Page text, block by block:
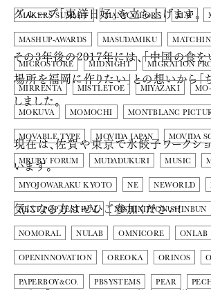
MAKERS SUMMIT MANYCOLORS MAP
MASHUP-AWARDS MASUDAMIKU
MICROSTORE MIDNIGHT MIGRATION
MIRRENTA MISTLETOE MIYAZAKI
MOKUVA MOMOCHI MONTBLANC
MOVABLE TYPE MOVIDA JAPAN MOVIDA
MRUBY FORUM MUDADUKURI MUSIC
MYOJOWARAKU KYOTO NE NEWORLD
NEXT-POP-FESTIVAL NISHINIPPON SHINBUN
NOMORAL NULAB OMNICORE ONLAB
OPENINNOVATION OREOKA ORINOS
PAPERBOY&CO. PBSYSTEMS PEAR
グループ「東洋日好」を立ち上げます。
その3年後の2017年には、「中国の食
場所を福岡に作りたい」との想いから「
しました。
現在は、佐賀や東京で水餃子ワークシ
います。
気になる方はぜひご参加ください!